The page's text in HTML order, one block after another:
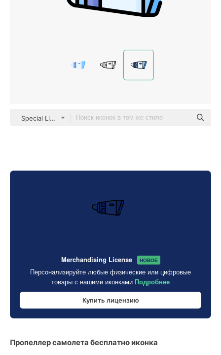
Special Lineal color
Merchandising License НОВОЕ
Персонализируйте любые физические или цифровые
товары с нашими иконками Подробнее
Купить лицензию
Пропеллер самолета бесплатно иконка